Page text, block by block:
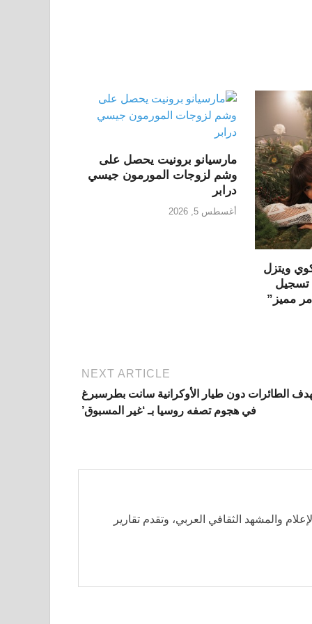
ويتزل
تسجيل
مميز”
مارسيانو برونيت يحصل على
وشم لزوجات المورمون جيسي
درابر
أغسطس 5, 2026
NEXT ARTICLE
الطائرات دون طيار الأوكرانية سانت بطرسبرغ
في هجوم تصفه روسيا بـ ‘غير المسبوق’
والمشهد الثقافي العربي، وتقدم تقارير